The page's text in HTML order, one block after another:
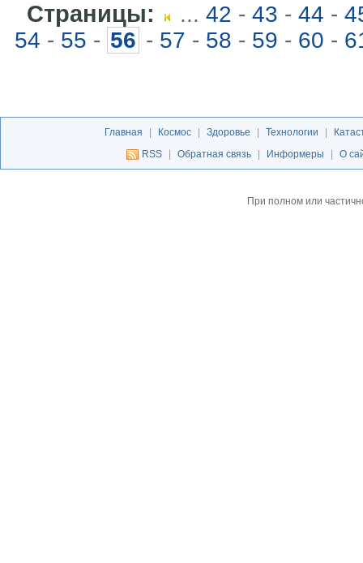
Страницы: ... 42 - 43 - 44 -
54 - 55 - 56 - 57 - 58 - 59 - 60 -
Главная Космос Здоровье Технологии
RSS
Обратная связь Информеры О
При полном или